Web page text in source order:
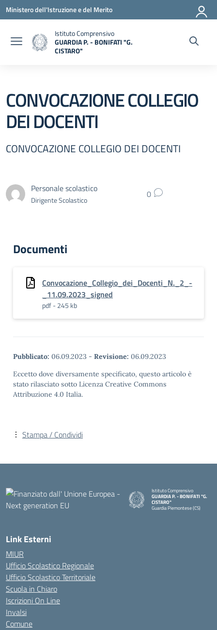
Vai ai contenuti
Vai al menu di navigazione
Vai al footer
Ministero dell'Istruzione e del Merito
Istituto Comprensivo
GUARDIA P. - BONIFATI "G.
CISTARO"
CONVOCAZIONE COLLEGIO
DEI DOCENTI
CONVOCAZIONE COLLEGIO DEI DOCENTI
Personale scolastico
Dirigente Scolastico 0
Documenti
Convocazione_Collegio_dei_Docenti_N._2_-
_11.09.2023_signed
pdf - 245 kb
Pubblicato: 06.09.2023 - Revisione: 06.09.2023
Eccetto dove diversamente specificato, questo articolo è
stato rilasciato sotto Licenza Creative Commons
Attribuzione 4.0 Italia.
Stampa / Condividi
Istituto Comprensivo
GUARDIA P. - BONIFATI "G.
CISTARO"
Guardia Piemontese (CS)
Link Esterni
MIUR
Ufficio Scolastico Regionale
Ufficio Scolastico Territoriale
Scuola in Chiaro
Iscrizioni On Line
Invalsi
Comune